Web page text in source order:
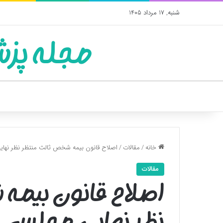
شنبه, 17 مرداد 1405
مجله
خانه/مقالات/اصلاح قانون بیمه شخص ثالث منتظر نظر
مقالات
اصلاح قانون